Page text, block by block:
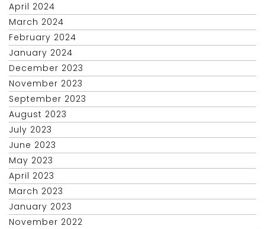
April 2024
March 2024
February 2024
January 2024
December 2023
November 2023
September 2023
August 2023
July 2023
June 2023
May 2023
April 2023
March 2023
January 2023
November 2022